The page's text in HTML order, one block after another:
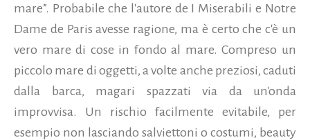
mare”. Probabile che l'autore de I Miserabili e Notre
Dame de Paris avesse ragione, ma è certo che c'è un
vero mare di cose in fondo al mare. Compreso un
piccolo mare di oggetti, a volte anche preziosi, caduti
dalla barca, magari spazzati via da un'onda
improvvisa. Un rischio facilmente evitabile, per
esempio non lasciando salviettoni o costumi, beauty